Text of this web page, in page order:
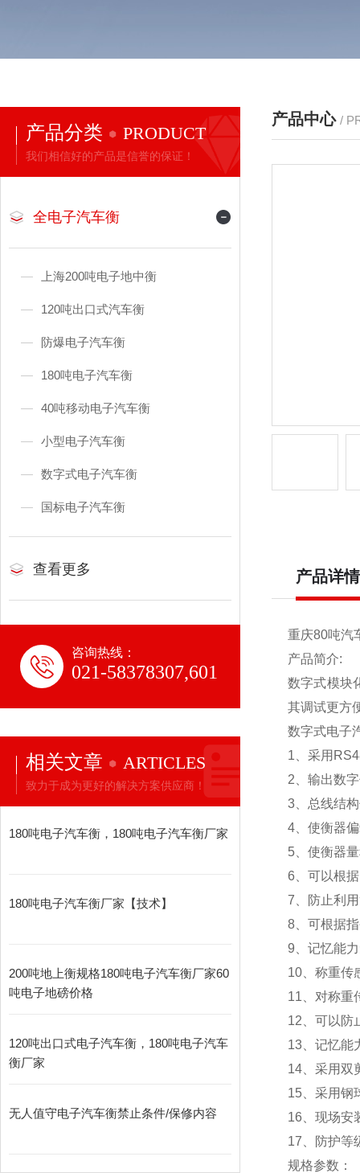
产品分类 PRODUCT
我们相信好的产品是信誉的保证！
全电子汽车衡
上海200吨电子地中衡
120吨出口式汽车衡
防爆电子汽车衡
180吨电子汽车衡
40吨移动电子汽车衡
小型电子汽车衡
数字式电子汽车衡
国标电子汽车衡
查看更多
咨询热线：
021-58378307,601
相关文章 ARTICLES
致力于成为更好的解决方案供应商！
180吨电子汽车衡，180吨电子汽车衡厂家
180吨电子汽车衡厂家【技术】
200吨地上衡规格180吨电子汽车衡厂家60
吨电子地磅价格
120吨出口式电子汽车衡，180吨电子汽车
衡厂家
无人值守电子汽车衡禁止条件/保修内容
产品中心 /
产品详情
重庆80吨汽
产品简介:
数字式模块
其调试更方
数字式电子
1 、采用
2 、输出数
3 、总线结
4 、使衡器
5 、使衡器
6 、可以根
7 、防止利
8 、可根据
9 、记忆能
10 、称重
11 、对称
12 、可以
13 、记忆
14 、采用
15 、采用
16 、现场
17 、防护
规格参数：